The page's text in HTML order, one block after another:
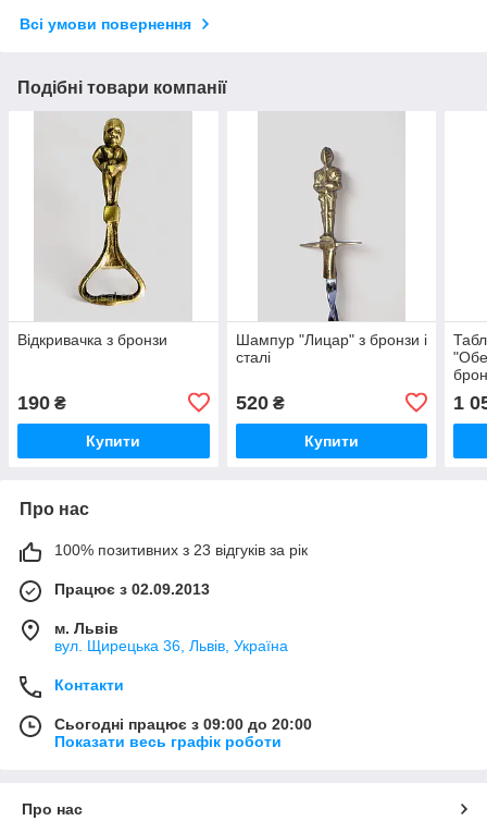
Всі умови повернення
Подібні товари компанії
Відкривачка з бронзи
190 ₴
Купити
Шампур "Лицар" з бронзи і
сталі
520₴
Купити
1
Про нас
100% позитивних з 23 відгуків за рік
Працює з 02.09.2013
м. Львів
вул. Щирецька 36, Львів, Україна
Контакти
Сьогодні працює з 09:00 до 20:00
Показати весь графік роботи
Про нас